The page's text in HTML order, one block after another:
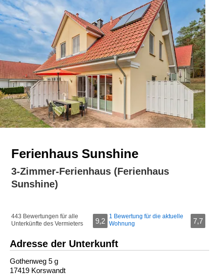
Ferienhaus Sunshine
3-Zimmer-Ferienhaus (Ferienhaus
Sunshine)
443 Bewertungen für alle
Unterkünfte des Vermieters
9,2
1 Bewertung für die aktuelle
Wohnung
7,7
Adresse der Unterkunft
Gothenweg 5 g
17419 Korswandt